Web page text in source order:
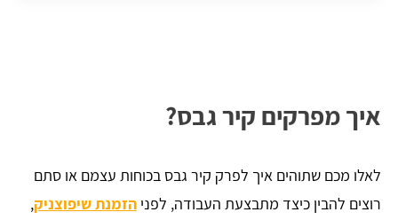
איך מפרקים קיר גבס?
לאלו מכם שתוהים איך לפרק קיר גבס בכוחות עצמם או סתם
רוצים להבין כיצד מתבצעת העבודה, לפני הזמנת שיפוצניק,